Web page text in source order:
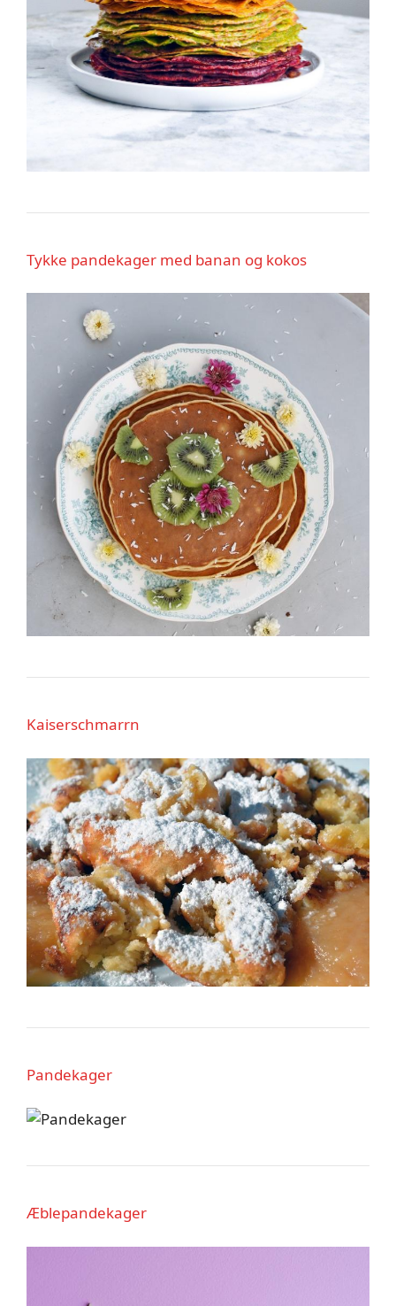
Tykke pandekager med banan og kokos
Kaiserschmarrn
Pandekager
Æblepandekager